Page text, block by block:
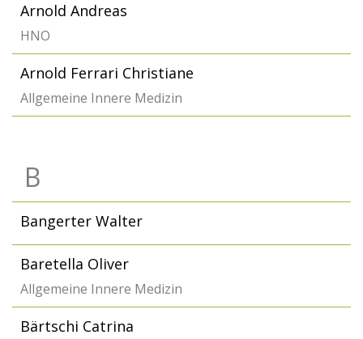
Arnold Andreas
HNO
Arnold Ferrari Christiane
Allgemeine Innere Medizin
B
Bangerter Walter
Baretella Oliver
Allgemeine Innere Medizin
Bärtschi Catrina